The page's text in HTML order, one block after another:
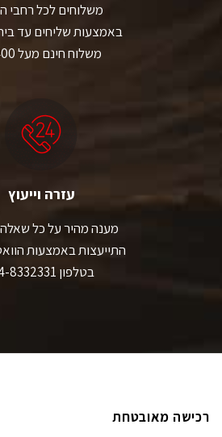
משלוחים לכל רחבי
באמצעות שליחים עד
משלוח חינם מעל 400 ₪
עזרה וייעוץ
מענה מהיר על כל
התייעצות באמצעות
בטלפון 04-8332331.
רכישה מאובטחת